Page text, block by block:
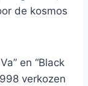
de kosmos
en “Black
verkozen